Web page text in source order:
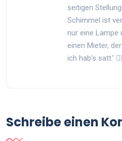
seitigen
Schimmel ist
nur eine Lampe
einen Mieter,
ich hab’s satt.’
Schreibe einen